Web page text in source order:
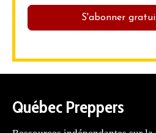
S'abonner
Québec Preppers